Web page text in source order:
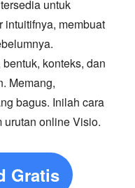
untuk
intuitifnya, membuat
konteks, dan
Memang,
bagus. Inilah cara
urutan online Visio.
Gratis